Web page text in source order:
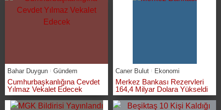
Bahar Duygun Gündem
Cumhurbaşkanlığına Cevdet
Yılmaz Vekalet Edecek
Caner Bulut Ekonomi
Merkez Bankası Rezervleri
164,4 Milyar Dolara Yükseldi